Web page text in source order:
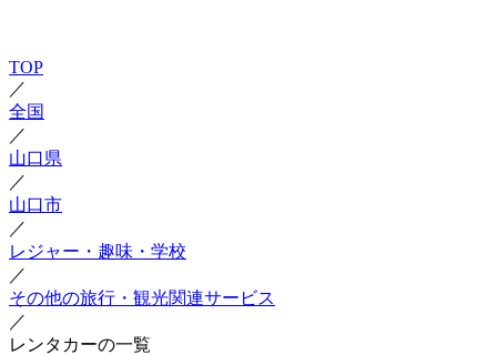
TOP
／
全国
／
山口県
／
山口市
／
レジャー・趣味・学校
／
その他の旅行・観光関連サービス
／
レンタカーの一覧